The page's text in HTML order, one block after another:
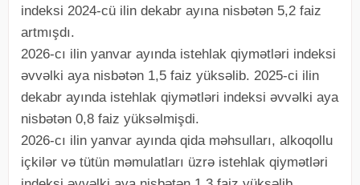
indeksi 2024-cü ilin dekabr ayına nisbətən 5,2 faiz
artmışdı.
2026-cı ilin yanvar ayında istehlak qiymətləri indeksi
əvvəlki aya nisbətən 1,5 faiz yüksəlib. 2025-ci ilin
dekabr ayında istehlak qiymətləri indeksi əvvəlki aya
nisbətən 0,8 faiz yüksəlmişdi.
2026-cı ilin yanvar ayında qida məhsulları, alkoqollu
içkilər və tütün məmulatları üzrə istehlak qiymətləri